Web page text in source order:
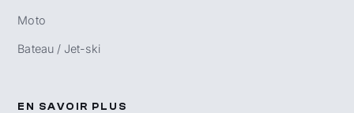
Moto
Bateau / Jet-ski
EN SAVOIR PLUS